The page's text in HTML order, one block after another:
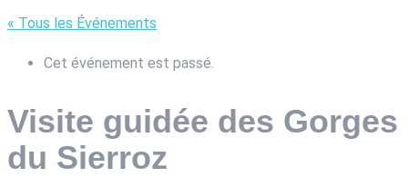
« Tous les Événements
Cet événement est passé.
Visite guidée des Gorges
du Sierroz